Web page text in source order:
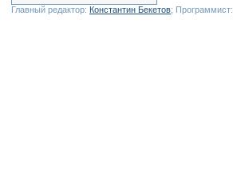
Главный редактор: Константин Бекетов; Программист: